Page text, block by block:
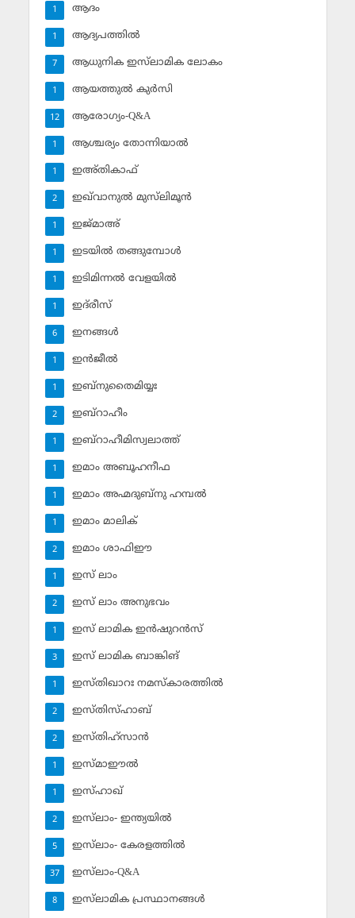
ആദം
1
ആദ്യപത്തില്‍
1
ആധുനിക ഇസ്‌ലാമിക ലോകം
7
ആയത്തുല്‍ കുര്‍സി
1
ആരോഗ്യം-Q&A
12
ആശ്ചര്യം തോന്നിയാല്‍
1
ഇഅ്തികാഫ്‌
1
ഇഖ്‌വാനുല്‍ മുസ്‌ലിമൂന്‍
2
ഇജ്മാഅ്
1
ഇടയില്‍ തങ്ങുമ്പോള്‍
1
ഇടിമിന്നല്‍ വേളയില്‍
1
ഇദ്‌രീസ്‌
1
ഇനങ്ങള്‍
6
ഇന്‍ജീല്‍
1
ഇബ്‌നുതൈമിയ്യഃ
1
ഇബ്‌റാഹീം
2
ഇബ്‌റാഹീമിസ്വലാത്ത്
1
ഇമാം അബൂഹനീഫ
1
ഇമാം അഹ്മദുബ്‌നു ഹമ്പല്‍
1
ഇമാം മാലിക്
1
ഇമാം ശാഫിഈ
2
ഇസ് ലാം
1
ഇസ് ലാം അനുഭവം
2
ഇസ് ലാമിക ഇന്‍ഷുറന്‍സ്‌
1
ഇസ് ലാമിക ബാങ്കിങ്‌
3
ഇസ്തിഖാറഃ നമസ്‌കാരത്തില്‍
1
ഇസ്തിസ്ഹാബ്
2
ഇസ്തിഹ്‌സാന്‍
2
ഇസ്മാഈല്‍
1
ഇസ്ഹാഖ്‌
1
ഇസ്‌ലാം- ഇന്ത്യയില്‍
2
ഇസ്‌ലാം- കേരളത്തില്‍
5
ഇസ്‌ലാം-Q&A
37
ഇസ്‌ലാമിക പ്രസ്ഥാനങ്ങള്‍
8